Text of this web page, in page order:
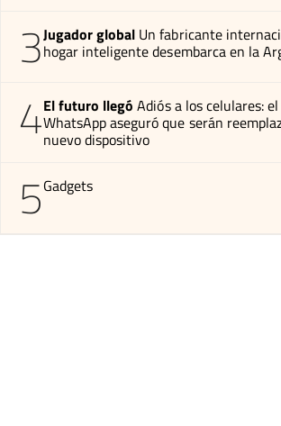
3Jugador global Un fabricante
hogar inteligente desembarca en la
4El futuro llegó Adiós a los celulares:
WhatsApp aseguró que serán
nuevo dispositivo
5Gadgets